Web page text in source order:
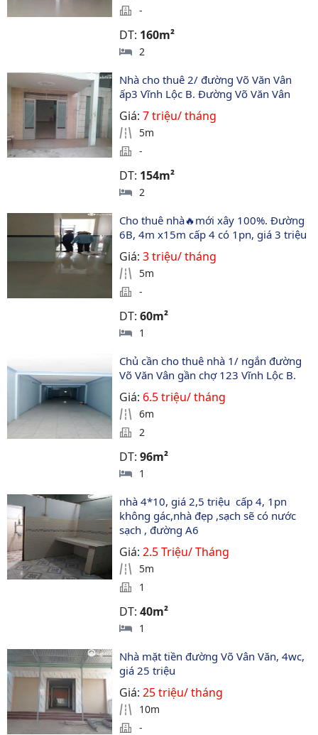
-
DT: 160m²
2
Nhà cho thuê 2/ đường Võ Văn Vân
ấp3 Vĩnh Lộc B. Đường Võ Văn Vân
Giá:7 triệu/ tháng
5m
-
DT: 154m²
2
Cho thuê nhà🔥mới xây 100%. Đường
6B, 4m x15m cấp 4 có 1pn, giá 3 triệu
Giá:3 triệu/ tháng
5m
-
DT:60m²
1
Chủ cần cho thuê nhà 1/ ngắn đường
Võ Văn Vân gần chợ 123 Vĩnh Lộc B.
Giá: 6.5 triệu/ tháng
6m
2
DT:96m²
1
nhà 4*10, giá 2,5 triệu  cấp 4, 1pn
không gác,nhà đẹp ,sạch sẽ có nước
sạch , đường A6
Giá:2.5 Triệu/ Tháng
5m
1
DT:40m²
1
Nhà mặt tiền đường Võ Vân Văn, 4wc,
giá 25 triệu
Giá:25 triệu/ tháng
10m
-